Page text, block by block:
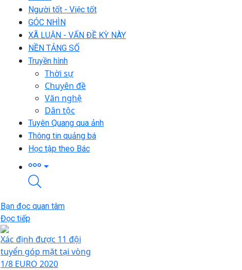
Người tốt - Việc tốt
GÓC NHÌN
XÃ LUẬN - VẤN ĐỀ KỲ NÀY
NỀN TẢNG SỐ
Truyền hình
Thời sự
Chuyên đề
Văn nghệ
Dân tộc
Tuyên Quang qua ảnh
Thông tin quảng bá
Học tập theo Bác
Bạn đọc quan tâm
Đọc tiếp
Xác định được 11 đội
tuyển góp mặt tại vòng
1/8 EURO 2020